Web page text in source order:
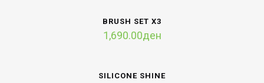
BRUSH SET X3
1,690.00ден
SILICONE SHINE